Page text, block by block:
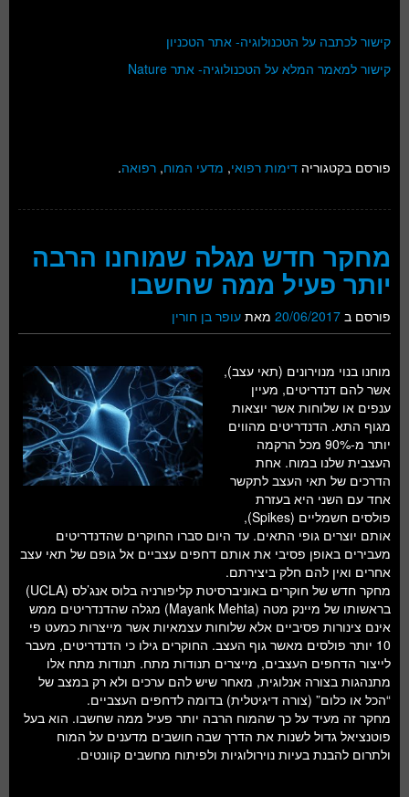
קישור לכתבה על הטכנולוגיה- אתר הטכניון
קישור למאמר המלא על הטכנולוגיה- אתר Nature
פורסם בקטגוריה דימות רפואי, מדעי המוח, רפואה.
מחקר חדש מגלה שמוחנו הרבה
יותר פעיל ממה שחשבו
פורסם ב 20/06/2017 מאת עופר בן חורין
מוחנו בנוי מנוירונים (תאי עצב),
אשר להם דנדריטים, מעיין
ענפים או שלוחות אשר יוצאות
מגוף התא. הדנדריטים מהווים
יותר מ-90% מכל הרקמה
העצבית שלנו במוח. אחת
הדרכים של תאי העצב לתקשר
אחד עם השני היא בעזרת
פולסים חשמליים (Spikes),
אותם יוצרים גופי התאים. עד היום סברו החוקרים שהדנדריטים
מעבירים באופן פסיבי את אותם דחפים עצביים אל גופם של תאי עצב
אחרים ואין להם חלק ביצירתם.
מחקר חדש של חוקרים באוניברסיטת קליפורניה בלוס אנג’לס (UCLA)
בראשותו של מיינק מטה (Mayank Mehta) מגלה שהדנדריטים ממש
אינם צינורות פסיביים אלא שלוחות עצמאיות אשר מייצרות כמעט פי
10 יותר פולסים מאשר גוף העצב. החוקרים גילו כי הדנדריטים, מעבר
לייצור הדחפים העצבים, מייצרים תנודות מתח. תנודות מתח אלו
מתנהגות בצורה אנלוגית, מאחר שיש להם ערכים ולא רק במצב של
“הכל או כלום” (צורה דיגיטלית) בדומה לדחפים העצביים.
מחקר זה מעיד על כך שהמוח הרבה יותר פעיל ממה שחשבו. הוא בעל
פוטנציאל גדול לשנות את הדרך שבה חושבים מדענים על המוח
ולתרום להבנת בעיות נוירולוגיות ולפיתוח מחשבים קוונטים.